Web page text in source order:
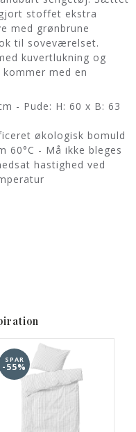
stoffet ekstra
med grønbrune
til soveværelset.
kuvertlukning og
med en
- Pude: H: 60 x B: 63
økologisk bomuld
60°C - Må ikke bleges
hastighed ved
SPAR
-55%